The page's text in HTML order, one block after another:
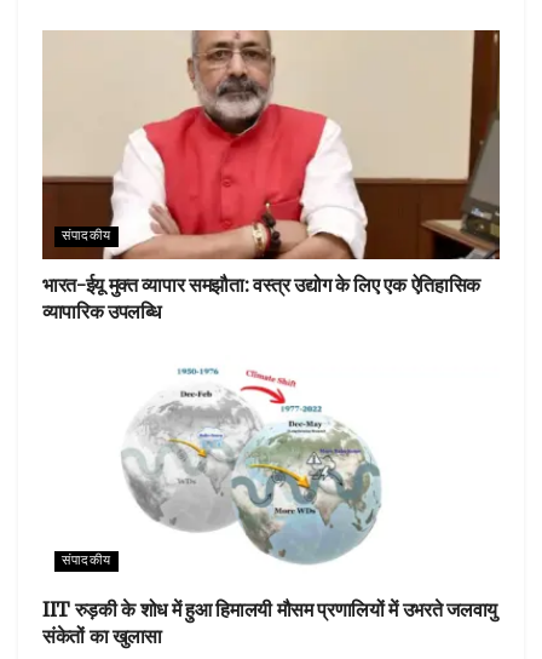
k p
संपादकीय
भारत-ईयू मुक्त व्यापार समझौता: वस्त्र उद्योग के लिए एक ऐतिहासिक
व्यापारिक उपलब्धि
संपादकीय
IIT रुड़की के शोध में हुआ हिमालयी मौसम प्रणालियों में उभरते जलवायु
संकेतों का खुलासा